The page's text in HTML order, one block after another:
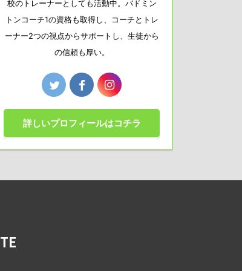
校のトレーナーとしても活動中。バドミン
トンコーチ1の資格も取得し、コーチとトレ
ーナー2つの視点からサポートし、生徒から
の信頼も厚い。
詳しいプロフィールはコチラ